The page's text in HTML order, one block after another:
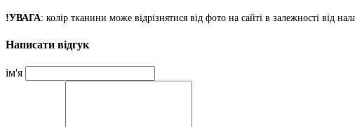
!УВАГА: колір тканини може відрізнятися від фото на сайті в залежності від
Написати відгук
ім'я